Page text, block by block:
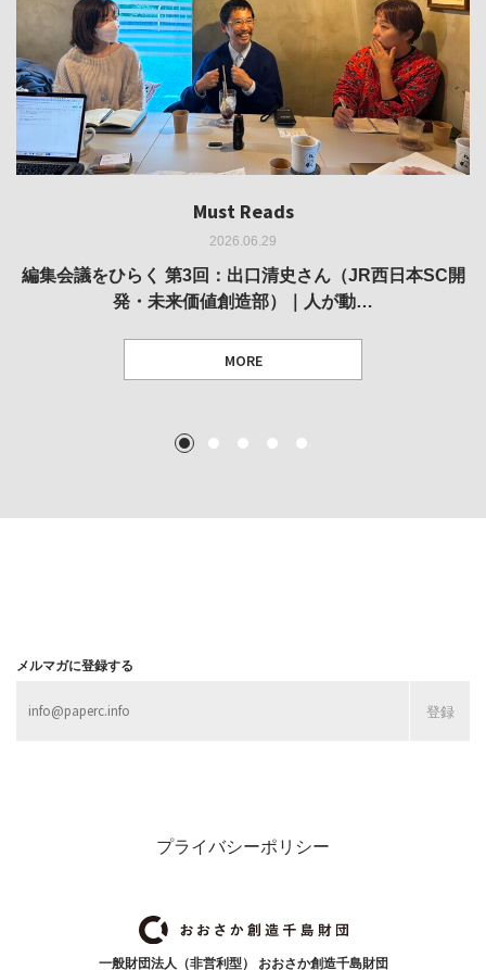
Must Reads
2026.06.29
編集会議をひらく 第3回：出口清史さん（JR西日本SC開
発・未来価値創造部）｜人が動…
MORE
Must Reads
2026.05.14
REVIEW｜果たして美術家・梅津庸一は、「大阪のゆかり
作家」となることができたのか…
Must Reads
2026.03.11
REPORT｜博覧会の残像
MORE
Must Reads
2026.02.25
REVIEW｜菊池聡太朗 個展「余りの風景」
MORE
Must Reads
2025.10.01
REVIEW｜生の存在証明としての線——「ライフライン」
展
1 2 3 4 5
メルマガに登録する
プライバシーポリシー
一般財団法人（非営利型） おおさか創造千島財団